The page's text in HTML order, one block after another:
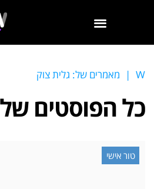
W
| מאמרים של: גלית צוק
כל הפוסטים של
טור אישי